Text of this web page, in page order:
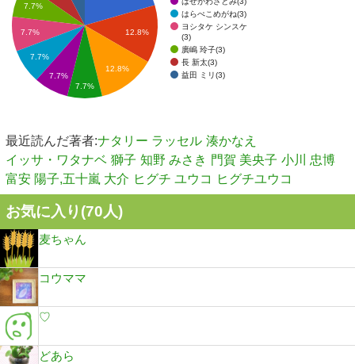
はらぺこめがね(3)
ヨシタケ シンスケ
(3)
廣嶋 玲子(3)
長 新太(3)
益田 ミリ(3)
12.8%
12.8%
7.7%
7.7%
7.7%
7.7%
7.7%
最近読んだ著者:ナタリー ラッセル 湊かなえ
イッサ・ワタナベ 獅子 知野 みさき 門賀 美央子 小川 忠博
富安 陽子,五十嵐 大介 ヒグチ ユウコ ヒグチユウコ
お気に入り(70人)
麦ちゃん
コウママ
♡
どあら